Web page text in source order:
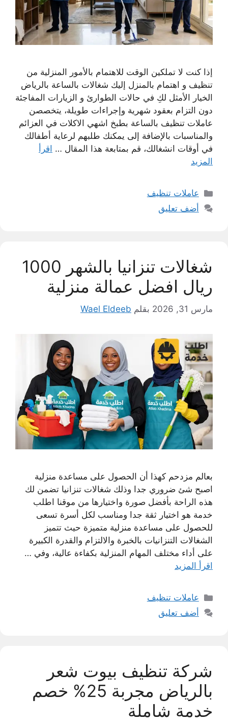
إذا كنت لا تملكين الوقت للاهتمام بالأمور المنزلية من
تنظيف و اهتمام بالمنزل إليك شغالات بالساعة بالرياض
الخيار الأمثل لكِ في حالات الطوارئ و الزيارات المفاجئة
دون التزام بعقود شهرية وإجراءات طويلة، يتخصصن
عاملات تنظيف بالساعة بطبخ اشهي الاكلات في العزائم
والمناسبات بالإضافة إلى يمكنك طلبهم لرعاية أطفالك
في أوقات انشغالك، قم بمتابعة هذا المقال … اقرأ
المزيد
التصنيفات
عاملات تنظيف
أضف تعليق
شغالات تنزانيا بالشهر 1000
ريال افضل عمالة منزلية
مارس 31, 2026 بقلم Wael Eldeeb
بعالم مزدحم كهذا أن الحصول على مساعدة منزلية
اصبح شئ ضروري جدا وذلك شغالات تنزانيا تضمن لك
هذه الراحة بأفضل صورة واختيارها من موقنا اطلب
خدمة هو اختيار ثقة جدا ومناسب لكل أسرة تسعى
للحصول على مساعدة منزلية متميزة حيث تتميز
الشغالات التنزانيات بالخبرة والالتزام والقدرة الكبيرة
على أداء مختلف المهام المنزلية بكفاءة عالية، وفي …
اقرأ المزيد
التصنيفات
عاملات تنظيف
أضف تعليق
شركة تنظيف بيوت شعر
بالرياض مجربة 25% خصم
خدمة شاملة